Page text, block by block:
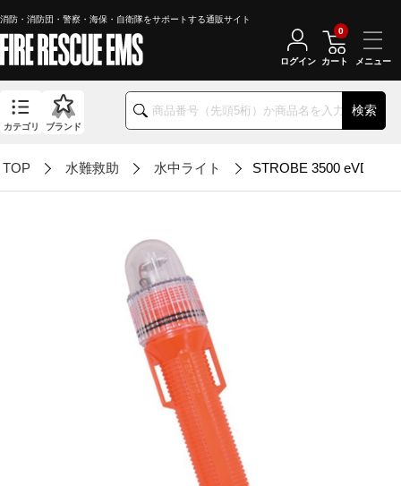
消防・消防団・警察・海保・自衛隊をサポートする通販サイト
検索
カテゴリ ブランド
ログイン カート
0
TOP 水難救助 水中ライト STROBE 3500 eVDS